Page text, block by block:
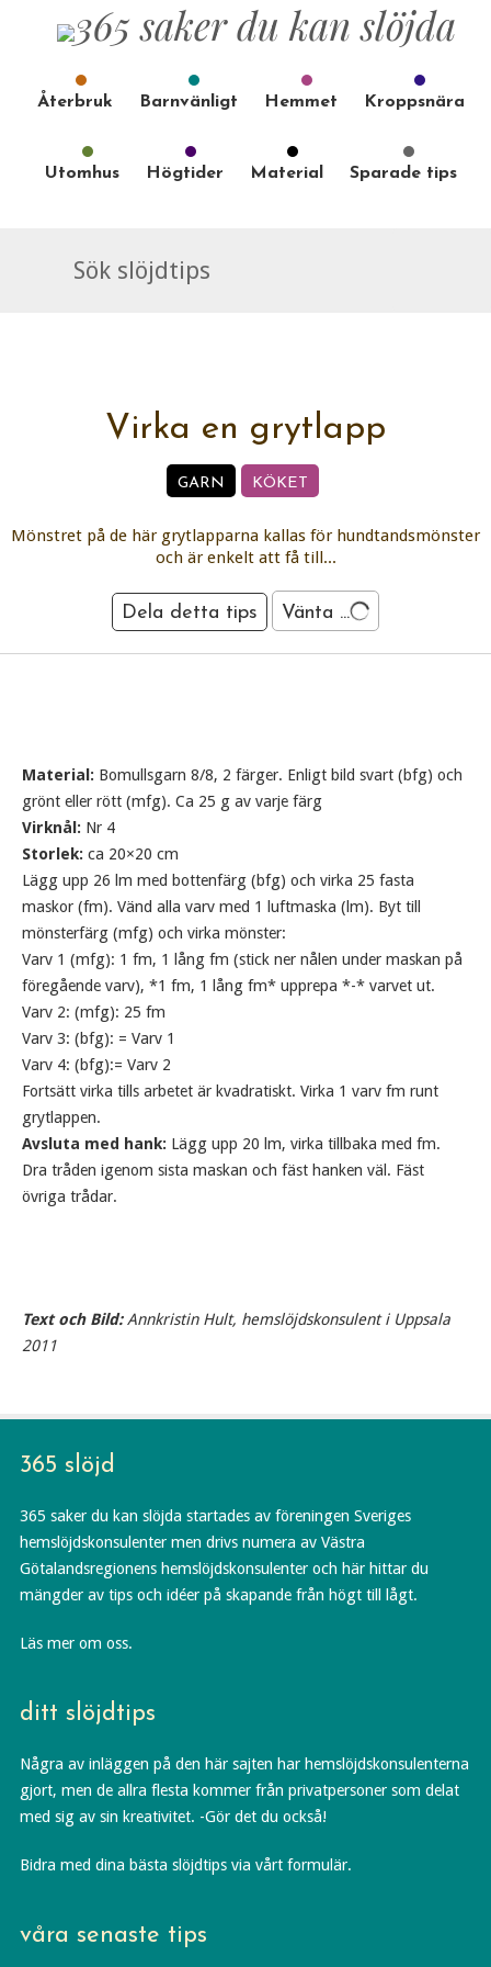
Återbruk Barnvänligt Hemmet Kroppsnära
Utomhus Högtider Material Sparade tips
Virka en grytlapp
GARN KÖKET
Mönstret på de här grytlapparna kallas för hundtandsmönster
och är enkelt att få till...
Dela detta tips Vänta ...
Material: Bomullsgarn 8/8, 2 färger. Enligt bild svart (bfg) och
grönt eller rött (mfg). Ca 25 g av varje färg
Virknål: Nr 4
Storlek: ca 20×20 cm
Lägg upp 26 lm med bottenfärg (bfg) och virka 25 fasta
maskor (fm). Vänd alla varv med 1 luftmaska (lm). Byt till
mönsterfärg (mfg) och virka mönster:
Varv 1 (mfg): 1 fm, 1 lång fm (stick ner nålen under maskan på
föregående varv), *1 fm, 1 lång fm* upprepa *-* varvet ut.
Varv 2: (mfg): 25 fm
Varv 3: (bfg): = Varv 1
Varv 4: (bfg):= Varv 2
Fortsätt virka tills arbetet är kvadratiskt. Virka 1 varv fm runt
grytlappen.
Avsluta med hank: Lägg upp 20 lm, virka tillbaka med fm.
Dra tråden igenom sista maskan och fäst hanken väl. Fäst
övriga trådar.
Text och Bild:Annkristin Hult, hemslöjdskonsulent i Uppsala
2011
365 slöjd
365 saker du kan slöjda startades av föreningen Sveriges
hemslöjdskonsulenter men drivs numera av Västra
Götalandsregionens hemslöjdskonsulenter och här hittar du
mängder av tips och idéer på skapande från högt till lågt.
Läs mer om oss.
ditt slöjdtips
Några av inläggen på den här sajten har hemslöjdskonsulenterna
gjort, men de allra flesta kommer från privatpersoner som delat
med sig av sin kreativitet. -Gör det du också!
Bidra med dina bästa slöjdtips via vårt formulär.
våra senaste tips